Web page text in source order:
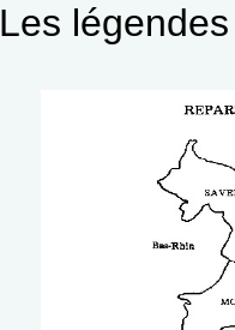
Les